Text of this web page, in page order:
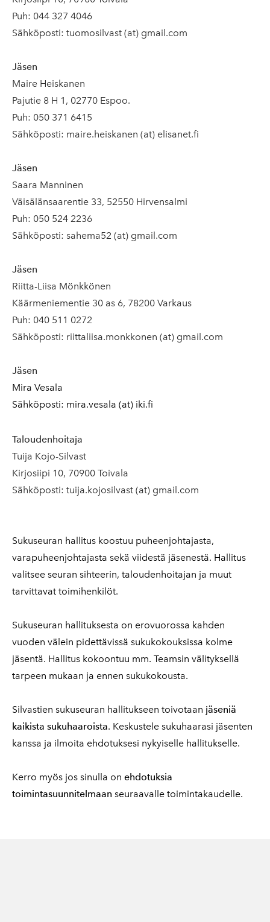
Puh: 044 327 4046
Sähköposti: tuomosilvast (at) gmail.com
Jäsen
Maire Heiskanen
Pajutie 8 H 1, 02770 Espoo.
Puh: 050 371 6415
Sähköposti: maire.heiskanen (at) elisanet.fi
Jäsen
Saara Manninen
Väisälänsaarentie 33, 52550 Hirvensalmi
Puh: 050 524 2236
Sähköposti: sahema52 (at) gmail.com
Jäsen
Riitta-Liisa Mönkkönen
Käärmeniementie 30 as 6, 78200 Varkaus
Puh: 040 511 0272
Sähköposti: riittaliisa.monkkonen (at) gmail.com
Jäsen
Mira Vesala
Sähköposti: mira.vesala (at) iki.fi
Taloudenhoitaja
Tuija Kojo-Silvast
Kirjosiipi 10, 70900 Toivala
Sähköposti: tuija.kojosilvast (at) gmail.com
​Sukuseuran hallitus koostuu puheenjohtajasta,
varapuheenjohtajasta sekä viidestä jäsenestä. Hallitus
valitsee seuran sihteerin, taloudenhoitajan ja muut
tarvittavat toimihenkilöt.
Sukuseuran hallituksesta on erovuorossa kahden
vuoden välein pidettävissä sukukokouksissa kolme
jäsentä. Hallitus kokoontuu mm. Teamsin välityksellä
tarpeen mukaan ja ennen sukukokousta.
Silvastien sukuseuran hallitukseen toivotaan jäseniä
kaikista sukuhaaroista. Keskustele sukuhaarasi jäsenten
kanssa ja ilmoita ehdotuksesi nykyiselle hallitukselle.
Kerro myös jos sinulla on ehdotuksia
toimintasuunnitelmaan seuraavalle toimintakaudelle.